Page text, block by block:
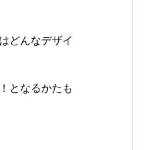
どんなデザイ
となるかたも